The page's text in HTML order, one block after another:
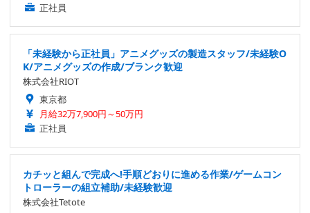
正社員
「未経験から正社員」アニメグッズの製造スタッフ/未経験O
K/アニメグッズの作成/ブランク歓迎
株式会社RIOT
東京都
月給32万7,900円～50万円
正社員
カチッと組んで完成へ!手順どおりに進める作業/ゲームコン
トローラーの組立補助/未経験歓迎
株式会社Tetote